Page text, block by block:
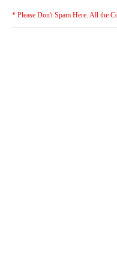
* Please Don't Spam Here. All the